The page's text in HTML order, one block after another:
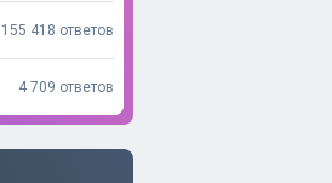
155 418 ответов
4 709 ответов